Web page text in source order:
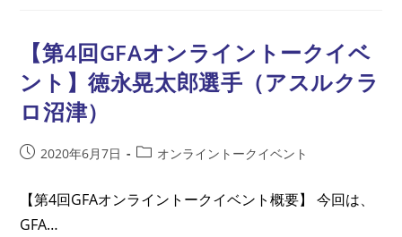
6/21
開
催
分）
【第4回GFAオンライントークイベ
ント】徳永晃太郎選手（アスルクラ
ロ沼津）
投
公
開
日:
2020年6月7日
投
カ
テ
オンライントークイベント
【第4回GFAオンライントークイベント概要】 今回は、
GFA…